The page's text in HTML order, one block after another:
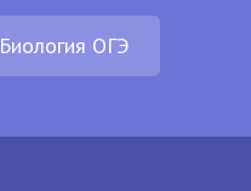
Биология ОГЭ